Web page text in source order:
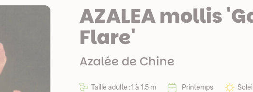
AZALEA mollis
Flare'
Azalée de Chine
Taille adulte :1 à 1,5 m Printemps Soleil